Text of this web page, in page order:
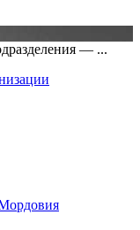
— ...